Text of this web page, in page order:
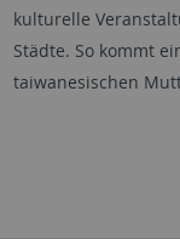
kulturelle
Städte. So kommt
taiwanesischen